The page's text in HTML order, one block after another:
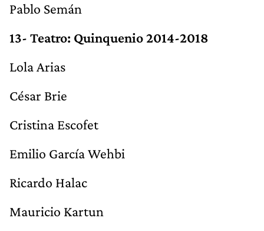
Pablo Semán
13- Teatro: Quinquenio 2014-2018
Lola Arias
César Brie
Cristina Escofet
Emilio García Wehbi
Ricardo Halac
Mauricio Kartun